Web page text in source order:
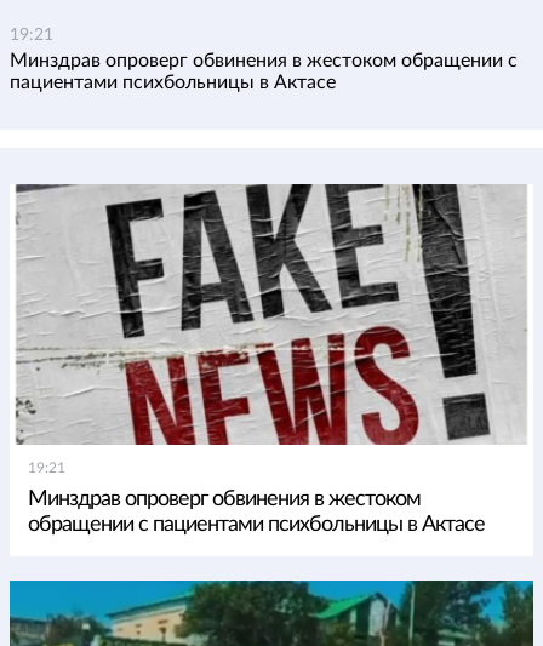
19:21
Минздрав опроверг обвинения в жестоком обращении с
пациентами психбольницы в Актасе
19:21
Минздрав опроверг обвинения в жестоком
обращении с пациентами психбольницы в Актасе